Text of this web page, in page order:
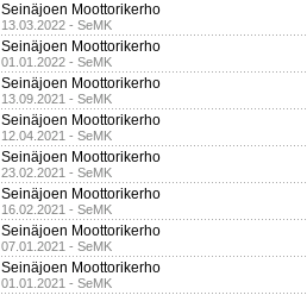
Seinäjoen Moottorikerho
13.03.2022 - SeMK
Seinäjoen Moottorikerho
01.01.2022 - SeMK
Seinäjoen Moottorikerho
13.09.2021 - SeMK
Seinäjoen Moottorikerho
12.04.2021 - SeMK
Seinäjoen Moottorikerho
23.02.2021 - SeMK
Seinäjoen Moottorikerho
16.02.2021 - SeMK
Seinäjoen Moottorikerho
07.01.2021 - SeMK
Seinäjoen Moottorikerho
01.01.2021 - SeMK